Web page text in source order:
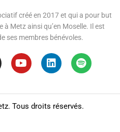
créé en 2017 et qui a pour but
Metz ainsi qu’en Moselle. Il est
ses membres bénévoles.
Tous droits réservés.